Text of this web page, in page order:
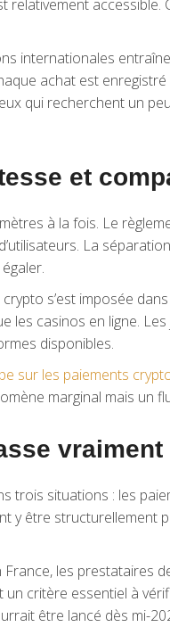
relativement
internationales
achat est
qui recherchent un
et
à la fois. Le
La
s’est imposée
les casinos en ligne.
disponibles.
sur les paiements
marginal mais un
vraiment
trois situations : les
y être structurellement
les prestataires
un critère essentiel à
être lancé dès mi-